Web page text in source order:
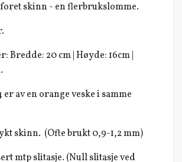
skinn - en flerbrukslomme.
Bredde: 20 cm | Høyde: 16cm |
av en orange veske i samme
skinn. (Ofte brukt 0,9-1,2 mm)
mtp slitasje. (Null slitasje ved